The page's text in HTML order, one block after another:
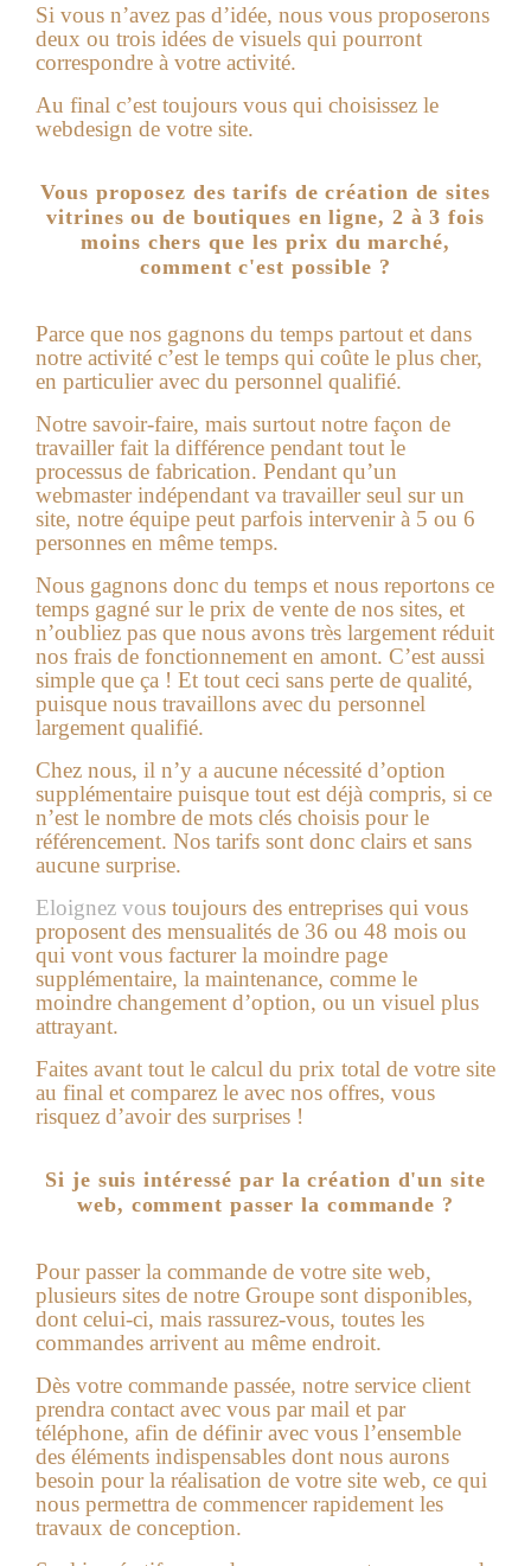
Si vous n’avez pas d’idée, nous vous proposerons
deux ou trois idées de visuels qui pourront
correspondre à votre activité.
Au final c’est toujours vous qui choisissez le
webdesign de votre site.
Vous proposez des tarifs de création de sites
vitrines ou de boutiques en ligne, 2 à 3 fois
moins chers que les prix du marché,
comment c'est possible ?
Parce que nos gagnons du temps partout et dans
notre activité c’est le temps qui coûte le plus cher,
en particulier avec du personnel qualifié.
Notre savoir-faire, mais surtout notre façon de
travailler fait la différence pendant tout le
processus de fabrication. Pendant qu’un
webmaster indépendant va travailler seul sur un
site, notre équipe peut parfois intervenir à 5 ou 6
personnes en même temps.
Nous gagnons donc du temps et nous reportons ce
temps gagné sur le prix de vente de nos sites, et
n’oubliez pas que nous avons très largement réduit
nos frais de fonctionnement en amont. C’est aussi
simple que ça ! Et tout ceci sans perte de qualité,
puisque nous travaillons avec du personnel
largement qualifié.
Chez nous, il n’y a aucune nécessité d’option
supplémentaire puisque tout est déjà compris, si ce
n’est le nombre de mots clés choisis pour le
référencement. Nos tarifs sont donc clairs et sans
aucune surprise.
Eloignez vous toujours des entreprises qui vous
proposent des mensualités de 36 ou 48 mois ou
qui vont vous facturer la moindre page
supplémentaire, la maintenance, comme le
moindre changement d’option, ou un visuel plus
attrayant.
Faites avant tout le calcul du prix total de votre site
au final et comparez le avec nos offres, vous
risquez d’avoir des surprises !
Si je suis intéressé par la création d'un site
web, comment passer la commande ?
Pour passer la commande de votre site web,
plusieurs sites de notre Groupe sont disponibles,
dont celui-ci, mais rassurez-vous, toutes les
commandes arrivent au même endroit.
Dès votre commande passée, notre service client
prendra contact avec vous par mail et par
téléphone, afin de définir avec vous l’ensemble
des éléments indispensables dont nous aurons
besoin pour la réalisation de votre site web, ce qui
nous permettra de commencer rapidement les
travaux de conception.